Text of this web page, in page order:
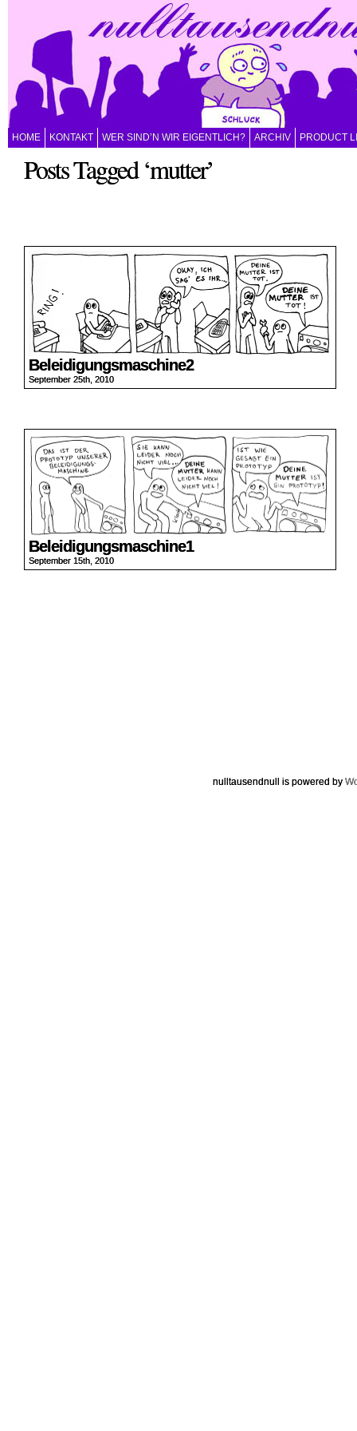
HOME KONTAKT WER SIND’N WIR EIGENTLICH? ARCHIV PRODUCT
Posts Tagged ‘mutter’
Beleidigungsmaschine2
September 25th, 2010
Beleidigungsmaschine1
September 15th, 2010
nulltausendnull is powered by